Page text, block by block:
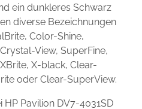
ein dunkleres Schwarz
diverse Bezeichnungen
Color-Shine,
View, SuperFine,
X-black, Clear-
oder Clear-SuperView.
Pavilion DV7-4031SD